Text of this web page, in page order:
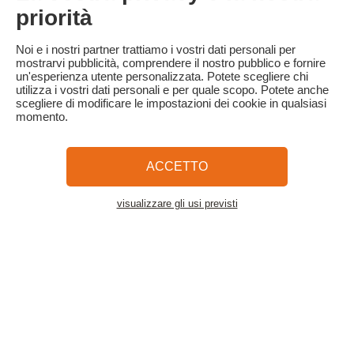
In caso di cancellazione a meno di 3 giorni dall'arrivo, verrà
trattenuto il 100% dell'importo totale del soggiorno.
Familytrip consiglia di stipulare un'assicurazione di annullamento
con il suo partner AREAS Assurances. Sottoscriverla al momento
della prenotazione o entro 24 ore dalla prenotazione per telefono.
Termini e condizioni generali e informativa sulla privacy
Cosa dice di noi la stampa
Mappa del sito
priorità
Noi e i nostri partner trattiamo i vostri dati personali per
mostrarvi pubblicità, comprendere il nostro pubblico e fornire
un'esperienza utente personalizzata. Potete scegliere chi
utilizza i vostri dati personali e per quale scopo. Potete anche
scegliere di modificare le impostazioni dei cookie in qualsiasi
momento.
ACCETTO
visualizzare gli usi previsti